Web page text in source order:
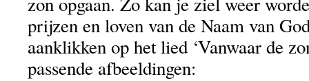
prijzen en loven van de Naam van
aanklikken op het lied ‘Vanwaar de
passende afbeeldingen: